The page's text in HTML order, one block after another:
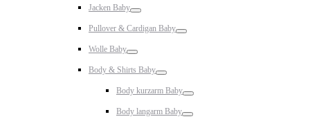
Jacken Baby
Pullover & Cardigan Baby
Wolle Baby
Body & Shirts Baby
Body kurzarm Baby
Body langarm Baby